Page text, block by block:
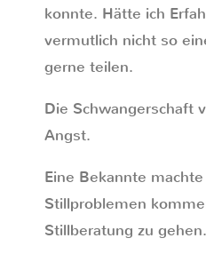
konnte. Hätte ich
vermutlich nicht so
gerne teilen.
Die Schwangerschaft
Angst.
Eine Bekannte
Stillproblemen
Stillberatung zu gehen.